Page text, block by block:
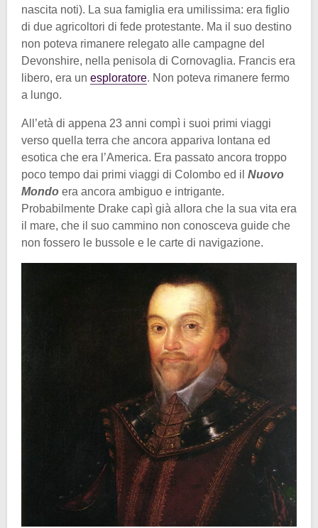
nascita noti). La sua famiglia era umilissima: era figlio
di due agricoltori di fede protestante. Ma il suo destino
non poteva rimanere relegato alle campagne del
Devonshire, nella penisola di Cornovaglia. Francis era
libero, era un esploratore. Non poteva rimanere fermo
a lungo.
All’età di appena 23 anni compì i suoi primi viaggi
verso quella terra che ancora appariva lontana ed
esotica che era l’America. Era passato ancora troppo
poco tempo dai primi viaggi di Colombo ed il Nuovo
Mondo era ancora ambiguo e intrigante.
Probabilmente Drake capì già allora che la sua vita era
il mare, che il suo cammino non conosceva guide che
non fossero le bussole e le carte di navigazione.